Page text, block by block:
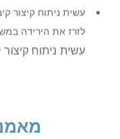
לזרז את הירידה
עשית ניתוח
מתלבטים?